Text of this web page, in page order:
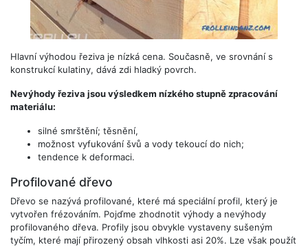
Hlavní výhodou řeziva je nízká cena. Současně, ve srovnání s
konstrukcí kulatiny, dává zdi hladký povrch.
Nevýhody řeziva jsou výsledkem nízkého stupně zpracování
materiálu:
silné smrštění; těsnění,
možnost vyfukování švů a vody tekoucí do nich;
tendence k deformaci.
Profilované dřevo
Dřevo se nazývá profilované, které má speciální profil, který je
vytvořen frézováním. Pojďme zhodnotit výhody a nevýhody
profilovaného dřeva. Profily jsou obvykle vystaveny sušeným
tyčím, které mají přirozený obsah vlhkosti asi 20%. Lze však použít